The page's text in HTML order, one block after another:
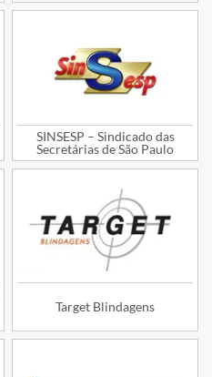
SINSESP – Sindicado das
Secretárias de São Paulo
Target Blindagens